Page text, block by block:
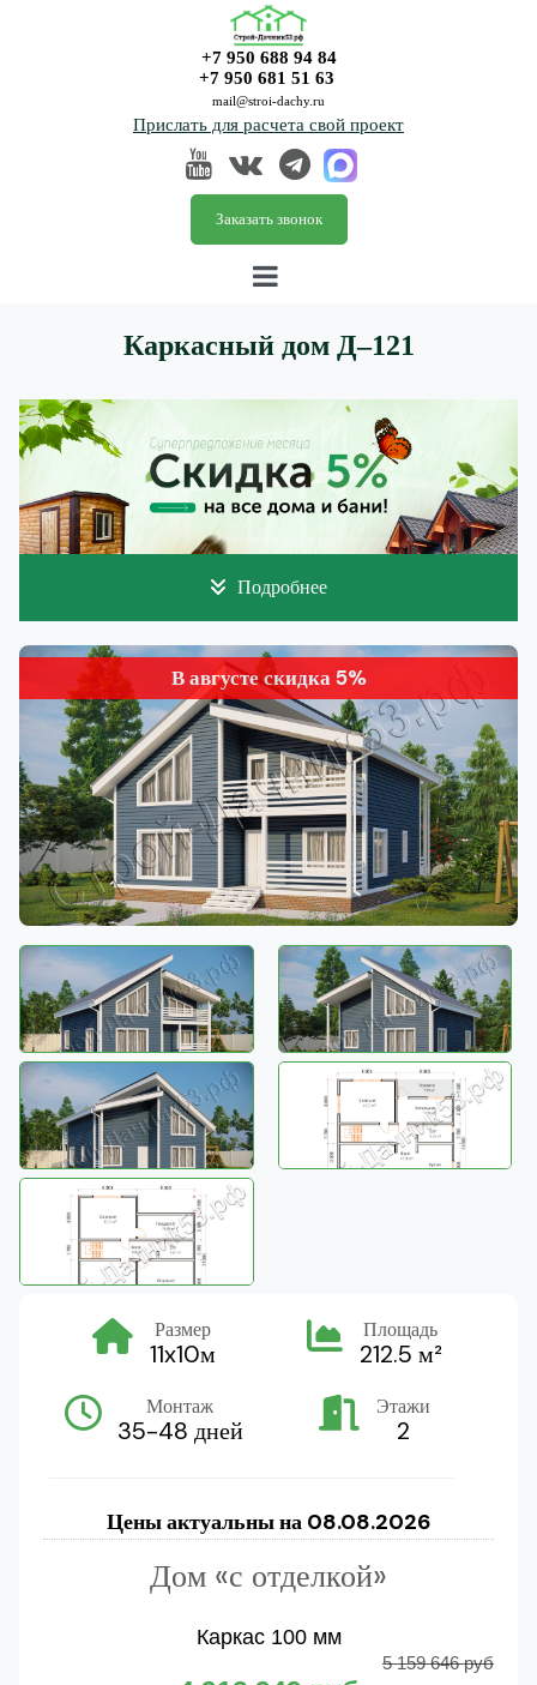
+7 950 688 94 84
+7 950 681 51 63
mail@stroi-dachy.ru
Прислать для расчета свой проект
Заказать звонок
Каркасный дом Д–121
Подробнее
В августе скидка 5%
Размер
11x10м
Монтаж
35-48 дней
Площадь
212.5 м²
Этажи
2
Цены актуальны на 08.08.2026
Дом «с отделкой»
Каркас 100 мм
5 159 646 руб